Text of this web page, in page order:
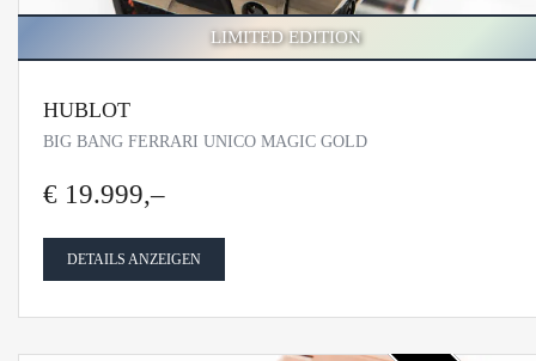
LIMITED EDITION
HUBLOT
BIG BANG FERRARI UNICO MAGIC GOLD
€ 19.999,–
DETAILS ANZEIGEN